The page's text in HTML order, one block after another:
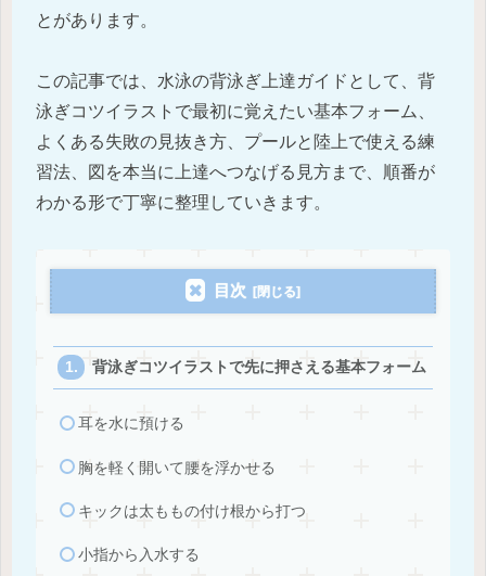
とがあります。
この記事では、水泳の背泳ぎ上達ガイドとして、背
泳ぎコツイラストで最初に覚えたい基本フォーム、
よくある失敗の見抜き方、プールと陸上で使える練
習法、図を本当に上達へつなげる見方まで、順番が
わかる形で丁寧に整理していきます。
目次
背泳ぎコツイラストで先に押さえる基本フォーム
耳を水に預ける
胸を軽く開いて腰を浮かせる
キックは太ももの付け根から打つ
小指から入水する